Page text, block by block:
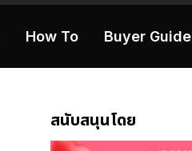
How To Buyer Guide
สนับสนุนโดย